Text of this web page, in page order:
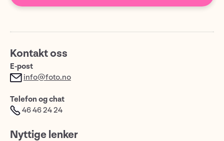
Kontakt oss
E-post
info@foto.no
Telefon og chat
46 46 24 24
Nyttige lenker